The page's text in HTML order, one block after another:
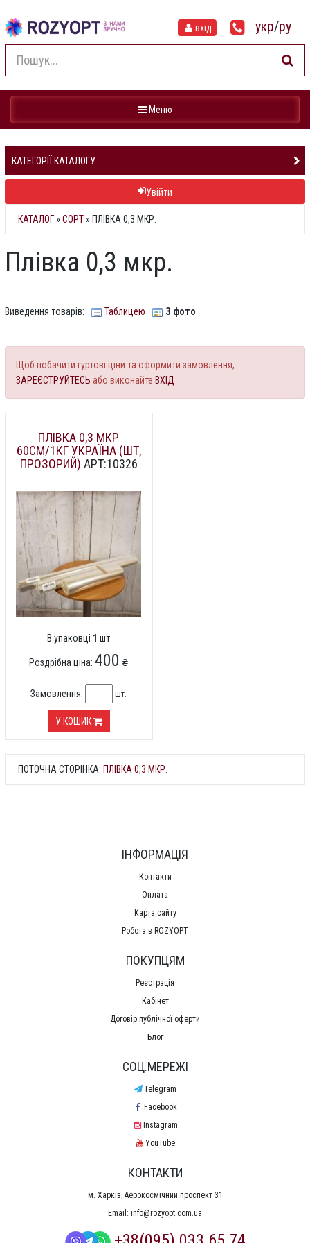
вхід укр/ру
Навігація
Меню
КАТЕГОРІЇ КАТАЛОГУ
Увійти
КАТАЛОГ »СОРТ » ПЛІВКА 0,3 МКР.
Плівка 0,3 мкр.
Виведення товарів: Таблицею З фото
Щоб побачити гуртові ціни та оформити замовлення,
ЗАРЕЄСТРУЙТЕСЬ або виконайте ВХІД
ПЛІВКА 0,3 МКР
60СМ/1КГ УКРАЇНА (ШТ,
ПРОЗОРИЙ) АРТ:10326
В упаковці 1 шт
Роздрібна ціна:400 ₴
Замовлення: шт.
У КОШИК
ПОТОЧНА СТОРІНКА: ПЛІВКА 0,3 МКР.
ІНФОРМАЦІЯ
Контакти
Оплата
Карта сайту
Робота в ROZYOPT
ПОКУПЦЯМ
Реєстрація
Кабінет
Договір публічної оферти
Блог
СОЦ.МЕРЕЖІ
Telegram
Facebook
Instagram
YouTube
КОНТАКТИ
м. Харків, Аерокосмічний проспект 31
Email: info@rozyopt.com.ua